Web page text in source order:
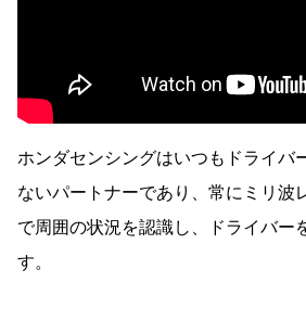
ホンダセンシングはいつもドライバ
ないパートナーであり、常にミリ波
で周囲の状況を認識し、ドライバー
す。